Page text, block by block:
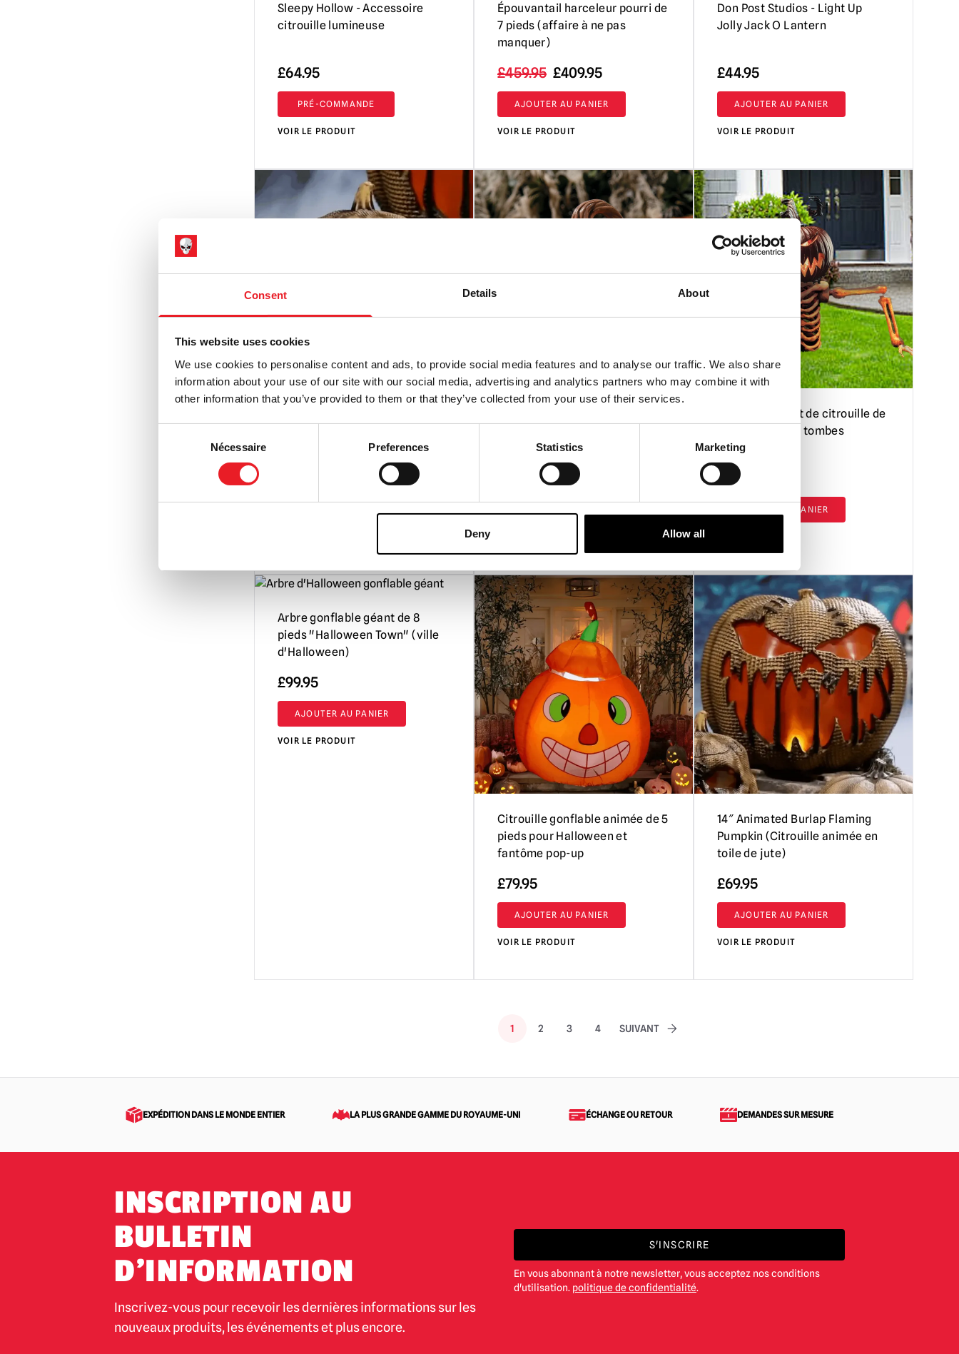
Consent Details About
This website uses cookies
We use cookies to personalise content and ads, to provide social media features and to analyse our traffic. We also share
information about your use of our site with our social media, advertising and analytics partners who may combine it with
other information that you’ve provided to them or that they’ve collected from your use of their services.
Nécessaire Preferences Statistics Marketing
Deny Allow all
Sleepy Hollow - Accessoire
citrouille lumineuse
£64.95
PRÉ-COMMANDE
VOIR LE PRODUIT
Épouvantail harceleur pourri de
7 pieds (affaire à ne pas
manquer)
£459.95 Le
prix
initial
était
459,95
£.
£409.95Le
prix
actuel
:
409,95
£.
AJOUTER AU PANIER
VOIR LE PRODUIT
Don Post Studios - Light Up
Jolly Jack O Lantern
£44.95
AJOUTER AU PANIER
VOIR LE PRODUIT
Squelette géant de citrouille de
1,2 m briseur de tombes
£ 269.95
AJOUTER AU PANIER
Arbre gonflable géant de 8
pieds "Halloween Town" (ville
d'Halloween)
£99.95
AJOUTER AU PANIER
VOIR LE PRODUIT
Citrouille gonflable animée de 5
pieds pour Halloween et
fantôme pop-up
£79.95
AJOUTER AU PANIER
VOIR LE PRODUIT
14″ Animated Burlap Flaming
Pumpkin (Citrouille animée en
toile de jute)
£69.95
AJOUTER AU PANIER
VOIR LE PRODUIT
1 2 3 4 SUIVANT
EXPÉDITION DANS LE MONDE ENTIER LA PLUS GRANDE GAMME DU ROYAUME-UNI ÉCHANGE OU RETOUR DEMANDES SUR MESURE
INSCRIPTION AU
BULLETIN
D'INFORMATION
Inscrivez-vous pour recevoir les dernières informations sur les
nouveaux produits, les événements et plus encore.
S'INSCRIRE
En vous abonnant à notre newsletter, vous acceptez nos conditions
d'utilisation. politique de confidentialité.